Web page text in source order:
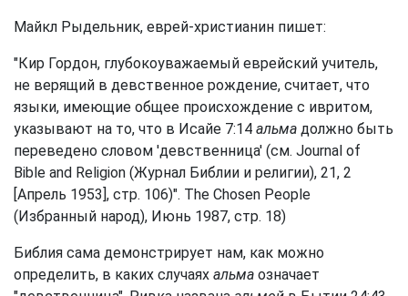
Майкл Рыдельник, еврей-христианин пишет:
"Кир Гордон, глубокоуважаемый еврейский учитель,
не верящий в девственное рождение, считает, что
языки, имеющие общее происхождение с ивритом,
указывают на то, что в Исайе 7:14 альма должно быть
переведено словом 'девственница' (см. Journal of
Bible and Religion (Журнал Библии и религии), 21, 2
[Апрель 1953], стр. 106)". The Chosen People
(Избранный народ), Июнь 1987, стр. 18)
Библия сама демонстрирует нам, как можно
определить, в каких случаях альма означает